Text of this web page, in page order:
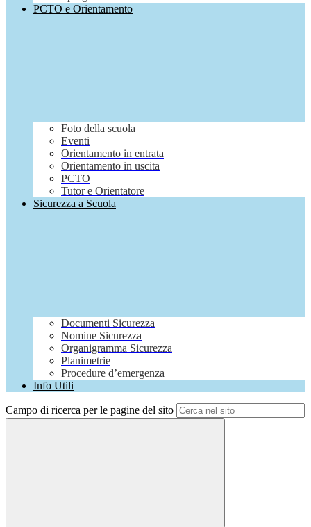
PCTO e Orientamento
Foto della scuola
Eventi
Orientamento in entrata
Orientamento in uscita
PCTO
Tutor e Orientatore
Sicurezza a Scuola
Documenti Sicurezza
Nomine Sicurezza
Organigramma Sicurezza
Planimetrie
Procedure d’emergenza
Info Utili
Campo di ricerca per le pagine del sito